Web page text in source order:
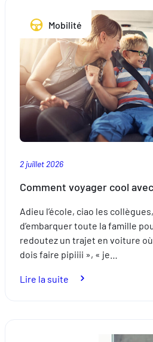
voyages
en
toute
sérénité
avec
une
assurance
adaptée
Mobilité
2 juillet 2026
Comment voyager cool
Adieu l’école, ciao les
d’embarquer toute la famille
redoutez un trajet en voiture où
dois faire pipiiii », « je…
Lire la suite